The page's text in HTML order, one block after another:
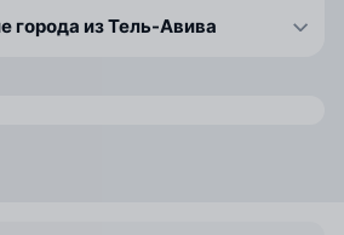
города из Тель-Авива